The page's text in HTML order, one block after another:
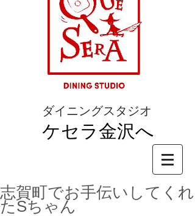
ダイニングスタジオ
ケセラ金沢へ
志賀町でお手伝いしてくれ
たSちゃん